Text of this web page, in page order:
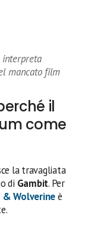
interpreta
mancato film
il
come
la travagliata
di Gambit. Per
Wolverineè